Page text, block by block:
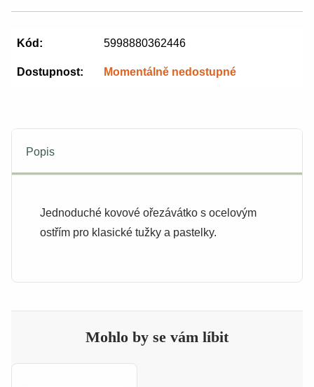
Kód: 5998880362446
Dostupnost: Momentálně nedostupné
Popis
Jednoduché kovové ořezávátko s ocelovým
ostřím pro klasické tužky a pastelky.
Mohlo by se vám líbit